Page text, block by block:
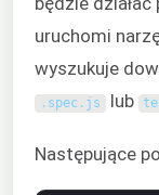
uruchomi
wyszukuje
. spec . js lub
Następujące